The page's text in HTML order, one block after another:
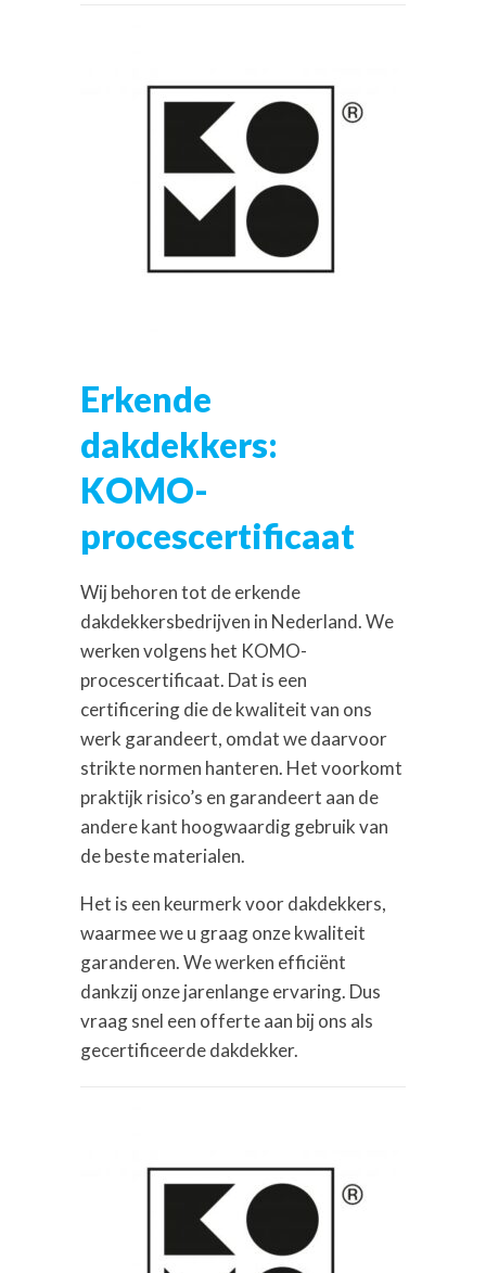
Erkende
dakdekkers:
KOMO-
procescertificaat
Wij behoren tot de erkende
dakdekkersbedrijven in Nederland. We
werken volgens het KOMO-
procescertificaat. Dat is een
certificering die de kwaliteit van ons
werk garandeert, omdat we daarvoor
strikte normen hanteren. Het voorkomt
praktijk risico’s en garandeert aan de
andere kant hoogwaardig gebruik van
de beste materialen.
Het is een keurmerk voor dakdekkers,
waarmee we u graag onze kwaliteit
garanderen. We werken efficiënt
dankzij onze jarenlange ervaring. Dus
vraag snel een offerte aan bij ons als
gecertificeerde dakdekker.